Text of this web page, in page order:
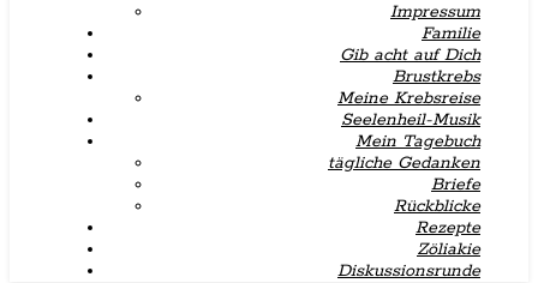
Impressum
Familie
Gib acht auf Dich
Brustkrebs
Meine Krebsreise
Seelenheil-Musik
Mein Tagebuch
tägliche Gedanken
Briefe
Rückblicke
Rezepte
Zöliakie
Diskussionsrunde